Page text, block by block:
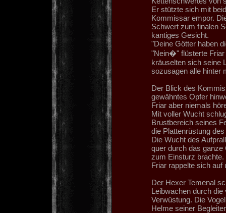
Er stützte sich mit
Kommissar empor.
Schwert zum finalen
kantiges Gesicht.
"Deine Götter haben
"Nein�" flüsterte Friar
kräuselten sich seine
sozusagen alle hinter
Der Blick des
gewähntes Opfer
Friar aber niemals
Mit voller Wucht
Brustbereich seines
die Plattenrüstung
Die Wucht des
quer durch das ganze
zum Einsturz brachte.
Friar rappelte sich auf
Der Hexer Temenal
Leibwachen durch
Verwüstung. Die
Helme seiner